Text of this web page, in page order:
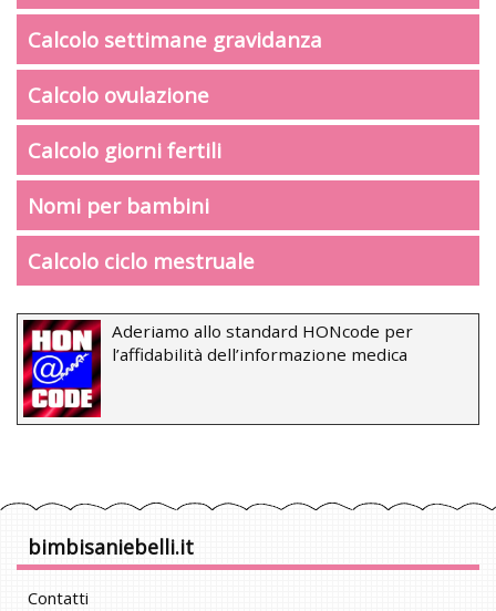
Calcolo settimane gravidanza
Calcolo ovulazione
Calcolo giorni fertili
Nomi per bambini
Calcolo ciclo mestruale
Aderiamo allo standard HONcode per
l’affidabilità dell’informazione medica
bimbisaniebelli.it
Contatti